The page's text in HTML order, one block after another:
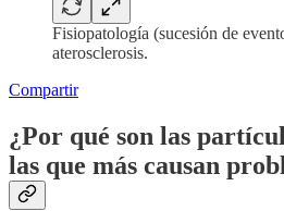
Fisiopatología (sucesión de
aterosclerosis.
Compartir
¿Por qué son las
las que más causan